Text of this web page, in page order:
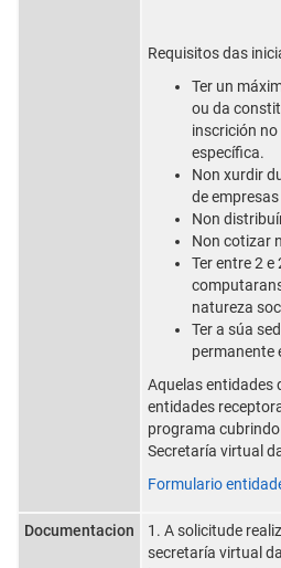
Requisitos das
Ter un
ou da
inscrición
específica.
Non xurdir
de
Non
Non cotizar
Ter entre 2
natureza
Ter a súa
permanente
Aquelas entidades
entidades
programa
Secretaría virtual
Formulario
Documentacion
1. A solicitude
secretaría virtual